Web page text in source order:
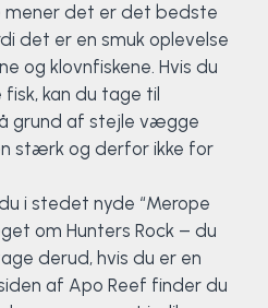
mener det er det bedste
det er en smuk oplevelse
og klovnfiskene. Hvis du
kan du tage til
grund af stejle vægge
stærk og derfor ikke for
i stedet nyde “Merope
om Hunters Rock – du
derud, hvis du er en
af Apo Reef finder du